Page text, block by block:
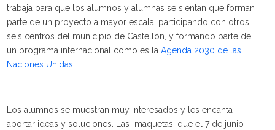
trabaja para que los alumnos y alumnas se sientan que forman
parte de un proyecto a mayor escala, participando con otros
seis centros del municipio de Castellón, y formando parte de
un programa internacional como es laAgenda 2030 de las
Naciones Unidas.
Los alumnos se muestran muy interesados y les encanta
aportar ideas y soluciones. Las maquetas, que el 7 de junio